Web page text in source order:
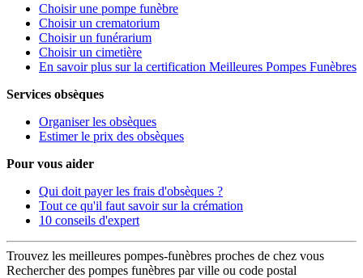
Choisir une pompe funèbre
Choisir un crematorium
Choisir un funérarium
Choisir un cimetière
En savoir plus sur la certification Meilleures Pompes Funèbres
Services obsèques
Organiser les obsèques
Estimer le prix des obsèques
Pour vous aider
Qui doit payer les frais d'obsèques ?
Tout ce qu'il faut savoir sur la crémation
10 conseils d'expert
Trouvez les meilleures pompes-funèbres proches de chez vous
Rechercher des pompes funèbres par ville ou code postal